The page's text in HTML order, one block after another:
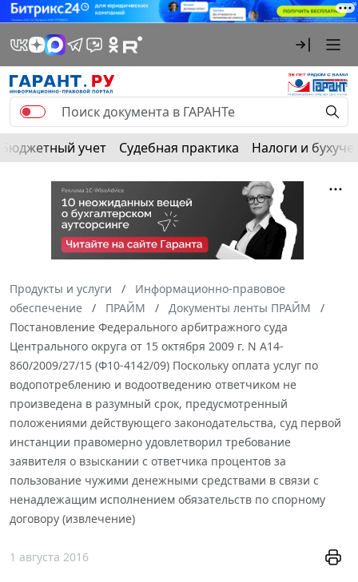
Бюджетный учет Судебная практика Налоги и
Продукты и услуги
Информационно-правовое
обеспечение
ПРАЙМ
Документы ленты ПРАЙМ
Постановление Федерального арбитражного суда
Центрального округа от 15 октября 2009 г. N А14-
860/2009/27/15 (Ф10-4142/09) Поскольку оплата услуг по
водопотреблению и водоотведению ответчиком не
произведена в разумный срок, предусмотренный
положениями действующего законодательства, суд первой
инстанции правомерно удовлетворил требование
заявителя о взыскании с ответчика процентов за
пользование чужими денежными средствами в связи с
ненадлежащим исполнением обязательств по спорному
договору (извлечение)
1 августа 2016